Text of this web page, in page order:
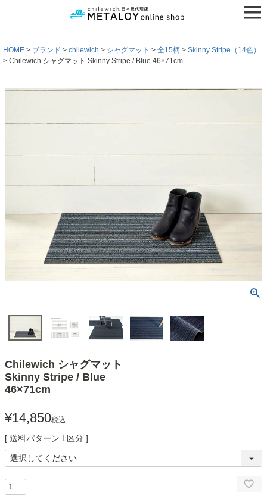
HOME ブランド chilewich シャグマット 全15柄
Skinny Stripe（14色）
Chilewich シャグマット Skinny Stripe / Blue 46×71cm
Chilewich シャグマット
Skinny Stripe / Blue
46×71cm
¥14,850税込
送料パターン L区分
検索